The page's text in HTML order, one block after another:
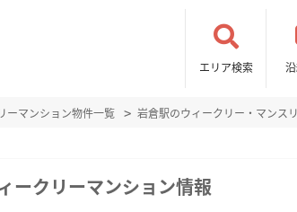
エリア検索
ーマンション物件一覧 岩倉駅のウィークリー・マンス
ークリーマンション情報